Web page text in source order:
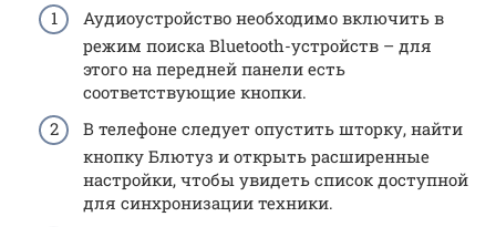
Аудиоустройство необходимо включить в
режим поиска Bluetooth-устройств – для
этого на передней панели есть
соответствующие кнопки.
В телефоне следует опустить шторку, найти
кнопку Блютуз и открыть расширенные
настройки, чтобы увидеть список доступной
для синхронизации техники.